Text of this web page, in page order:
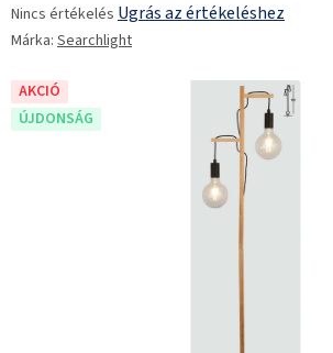
termék
átlagos
5-
ből
Nincs értékelés Ugrás az értékeléshez
Márka: Searchlight
AKCIÓ
ÚJDONSÁG